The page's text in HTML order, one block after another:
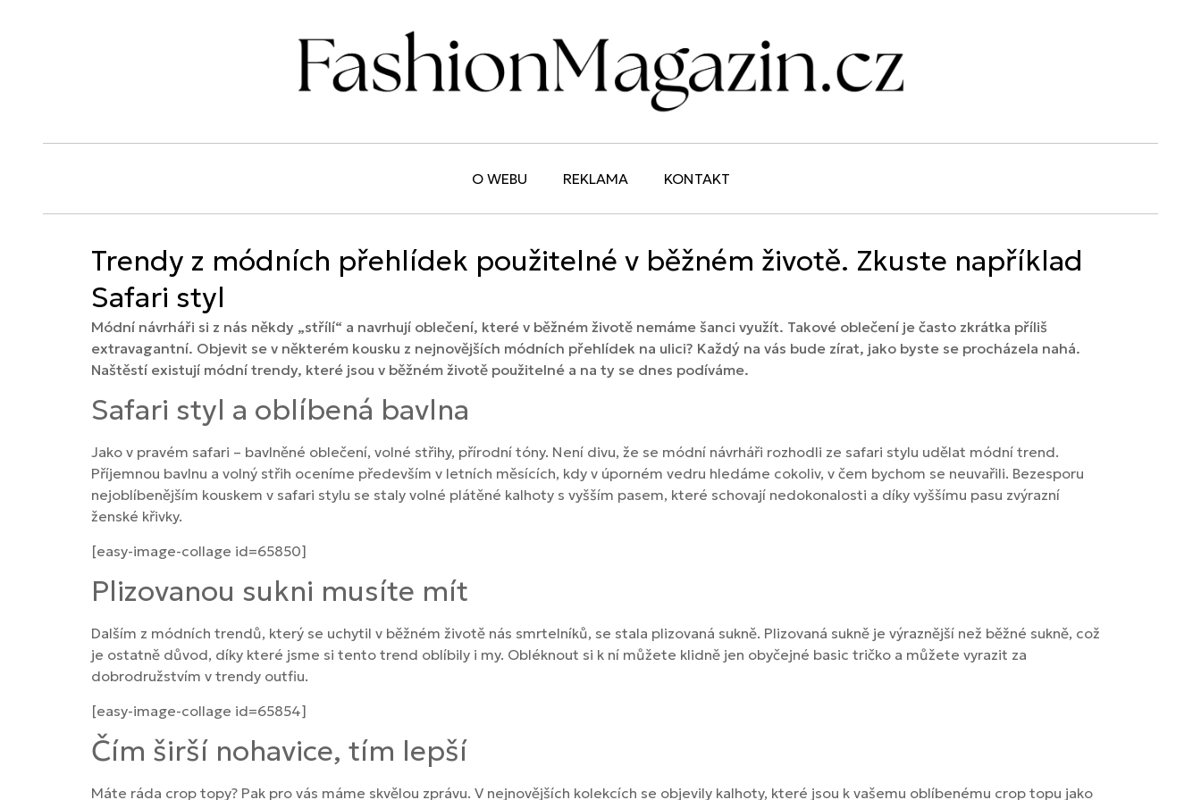
O WEBU REKLAMA KONTAKT
Trendy z módních přehlídek použitelné v běžném životě. Zkuste například
Safari styl
Módní návrháři si z nás někdy „střílí“ a navrhují oblečení, které v běžném životě nemáme šanci využít. Takové oblečení je často zkrátka příliš
extravagantní. Objevit se v některém kousku z nejnovějších módních přehlídek na ulici? Každý na vás bude zírat, jako byste se procházela nahá.
Naštěstí existují módní trendy, které jsou v běžném životě použitelné a na ty se dnes podíváme.
Safari styl a oblíbená bavlna
Jako v pravém safari – bavlněné oblečení, volné střihy, přírodní tóny. Není divu, že se módní návrháři rozhodli ze safari stylu udělat módní trend.
Příjemnou bavlnu a volný střih oceníme především v letních měsících, kdy v úporném vedru hledáme cokoliv, v čem bychom se neuvařili. Bezesporu
nejoblíbenějším kouskem v safari stylu se staly volné plátěné kalhoty s vyšším pasem, které schovají nedokonalosti a díky vyššímu pasu zvýrazní
ženské křivky.
[easy-image-collage id=65850]
Plizovanou sukni musíte mít
Dalším z módních trendů, který se uchytil v běžném životě nás smrtelníků, se stala plizovaná sukně. Plizovaná sukně je výraznější než běžné sukně, což
je ostatně důvod, díky které jsme si tento trend oblíbily i my. Obléknout si k ní můžete klidně jen obyčejné basic tričko a můžete vyrazit za
dobrodružstvím v trendy outfiu.
[easy-image-collage id=65854]
Čím širší nohavice, tím lepší
Máte ráda crop topy? Pak pro vás máme skvělou zprávu. V nejnovějších kolekcích se objevily kalhoty, které jsou k vašemu oblíbenému crop topu jako